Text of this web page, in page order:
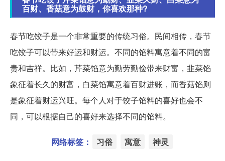
百财、香菇意为鼓财，你喜欢那种?
春节吃饺子是一个非常重要的传统习俗。民间相传，春节
吃饺子可以带来好运和财运。不同的馅料寓意着不同的富
贵和吉祥。比如，芹菜馅意为勤劳勤俭带来财富，韭菜馅
象征着长久的财富，白菜馅寓意着百财进账，而香菇馅则
是象征着财运兴旺。每个人对于饺子馅料的喜好也会不
同，可以根据自己的喜好来选择不同的馅料。
网络标签： 习俗 寓意 神灵